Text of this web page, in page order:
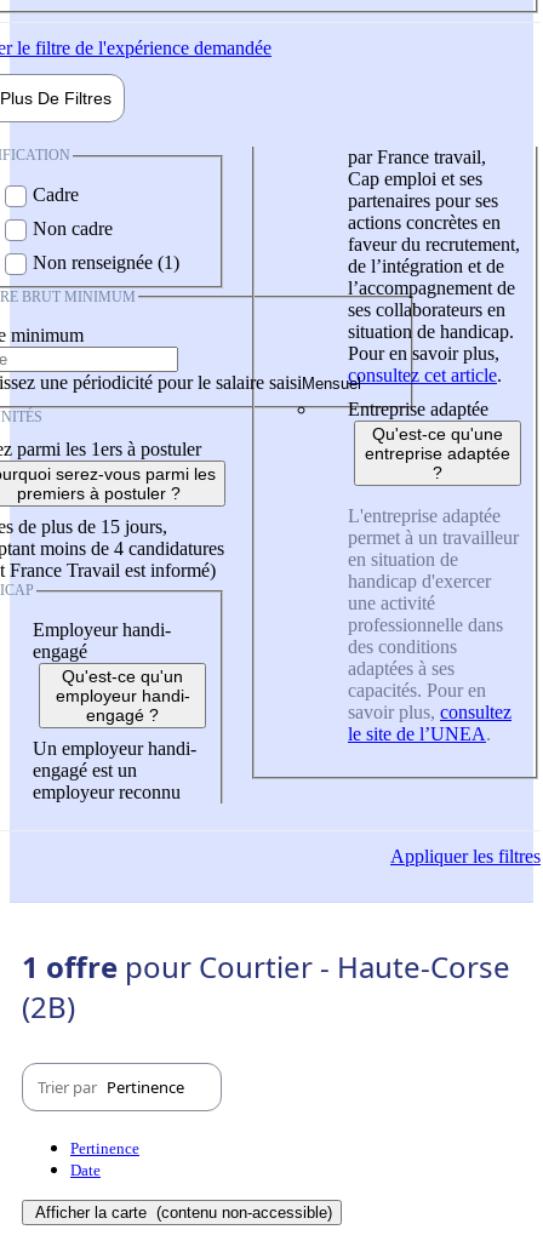
le filtre de l'expérience demandée
Plus De Filtres
Cadre
Non cadre
Non renseignée (1)
BRUT MINIMUM
minimum
une périodicité pour le salaire saisi
parmi les 1ers à postuler
serez-vous parmi les
premiers à postuler ?
de plus de 15 jours,
moins de 4 candidatures
France Travail est informé)
Employeur handi-
engagé
Qu'est-ce qu'un
employeur handi-
engagé ?
Un employeur handi-
engagé est un
employeur reconnu
par France travail,
Cap emploi et ses
partenaires pour ses
actions concrètes en
faveur du recrutement,
de l’intégration et de
l’accompagnement de
ses collaborateurs en
situation de handicap.
Pour en savoir plus,
consultez cet article.
Entreprise adaptée
Qu'est-ce qu'une
entreprise adaptée
?
L'entreprise adaptée
permet à un travailleur
en situation de
handicap d'exercer
une activité
professionnelle dans
des conditions
adaptées à ses
capacités. Pour en
savoir plus, consultez
le site de l’UNEA.
Appliquerles filtres
1 offre pour Courtier - Haute-Corse
(2B)
Trier par Pertinence
Pertinence
Date
Afficher la carte (contenu non-accessible)